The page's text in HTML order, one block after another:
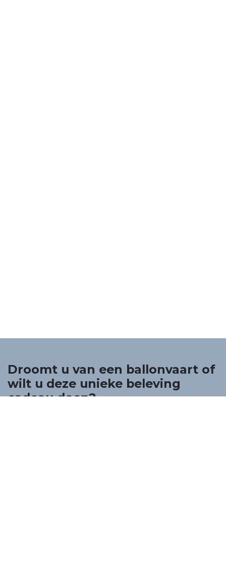
Droomt u van een ballonvaart of
wilt u deze unieke beleving
cadeau doen?